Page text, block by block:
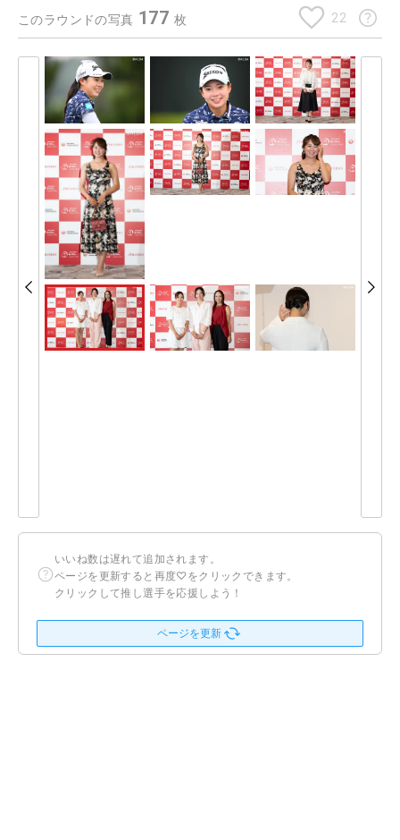
このラウンドの写真 177 枚 22
いいね数は遅れて追加されます。
ページを更新すると再度♡をクリックできます。
クリックして推し選手を応援しよう！
ページを更新